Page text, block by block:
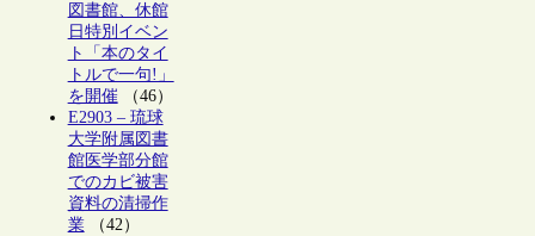
図書館、休館
日特別イベン
ト「本のタイ
トルで一句!」
を開催（46）
E2903 – 琉球
大学附属図書
館医学部分館
でのカビ被害
資料の清掃作
業（42）